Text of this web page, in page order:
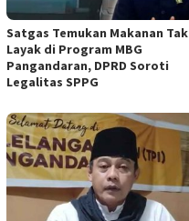
Satgas Temukan Makanan Tak
Layak di Program MBG
Pangandaran, DPRD Soroti
Legalitas SPPG